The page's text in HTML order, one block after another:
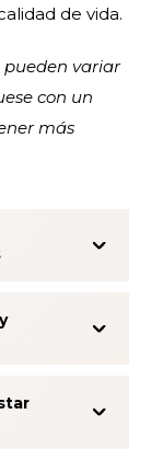
de vida.
pueden variar
con un
más